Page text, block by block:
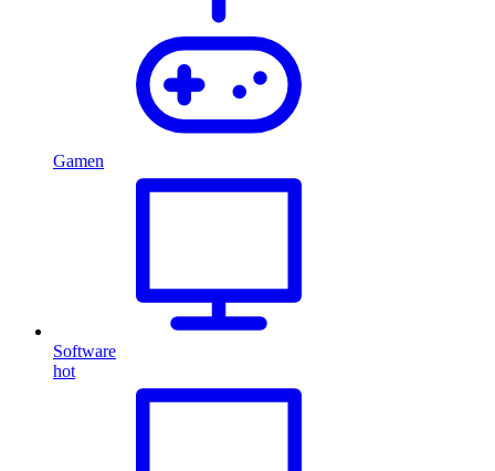
Gamen
Software
hot